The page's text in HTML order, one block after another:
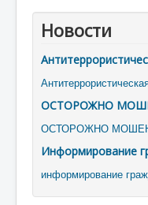
Новости
ОСТОРОЖНО
ОСТОРОЖНО
Информирование
информирование